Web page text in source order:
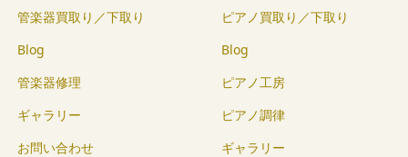
管楽器買取り／下取り
Blog
管楽器修理
ギャラリー
お問い合わせ
ピアノ買取り／下取り
Blog
ピアノ工房
ピアノ調律
ギャラリー